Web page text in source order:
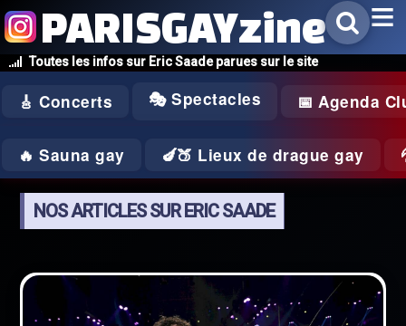
Toutes les infos sur Eric Saade parues sur le site
PARISGAYzine
🎸 Concerts 🎭 Spectacles 📅 Agenda
🔥 Sauna gay 🍆🍑 Lieux de drague gay
NOS ARTICLES SUR ERIC SAADE